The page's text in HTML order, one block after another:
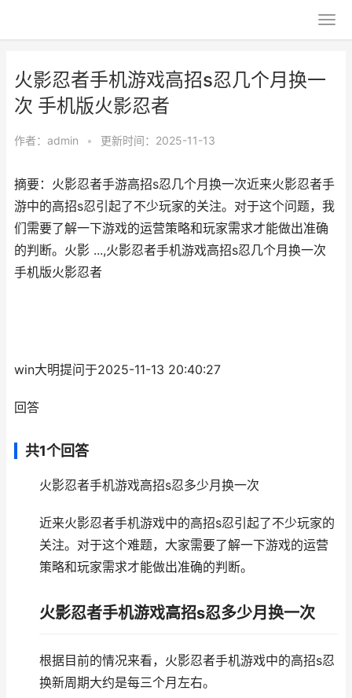
火影忍者手机游戏高招s忍几个月换一
次 手机版火影忍者
作者： admin • 更新时间：2025-11-13
摘要：火影忍者手游高招s忍几个月换一次近来火影忍者手
游中的高招s忍引起了不少玩家的关注。对于这个问题，我
们需要了解一下游戏的运营策略和玩家需求才能做出准确
的判断。火影 ...,火影忍者手机游戏高招s忍几个月换一次
手机版火影忍者
win大明提问于2025-11-13 20:40:27
回答
共1个回答
火影忍者手机游戏高招s忍多少月换一次
近来火影忍者手机游戏中的高招s忍引起了不少玩家的
关注。对于这个难题，大家需要了解一下游戏的运营
策略和玩家需求才能做出准确的判断。
火影忍者手机游戏高招s忍多少月换一次
根据目前的情况来看，火影忍者手机游戏中的高招s忍
换新周期大约是每三个月左右。